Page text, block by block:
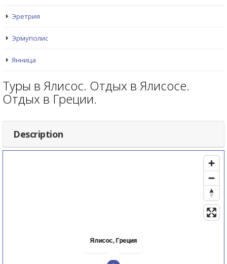
Эретрия
Эрмуполис
Янница
Туры в Ялисос. Отдых в Ялисосе.
Отдых в Греции.
Description
Ялисос, Греция